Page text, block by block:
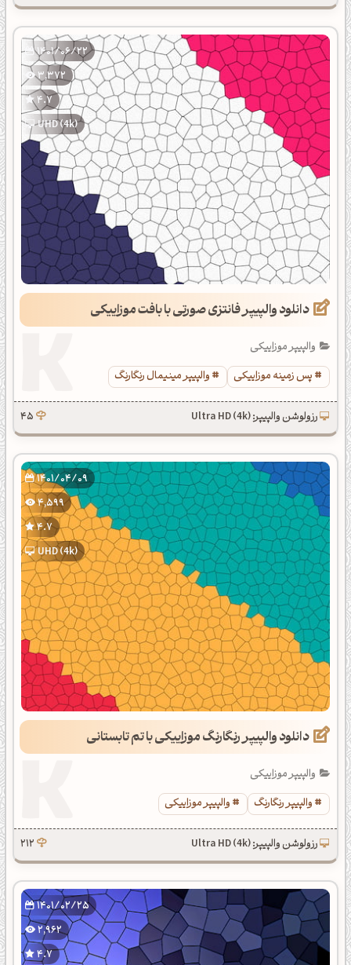
1401/06/22
3,372
4.7
UHD (4k)
دانلود والپیپر فانتزی صورتی با بافت موزاییکی
والپیپر موزاییکی
پس زمینه موزاییکی
والپیپر مینیمال رنگارنگ
رزولوشن والپیپر: Ultra HD (4k) 45
1401/04/09
4,599
4.7
UHD (4k)
دانلود والپیپر رنگارنگ موزاییکی با تم تابستانی
والپیپر موزاییکی
والپیپر رنگارنگ
والپیپر موزاییکی
رزولوشن والپیپر: Ultra HD (4k) 212
1401/02/25
2,962
4.7